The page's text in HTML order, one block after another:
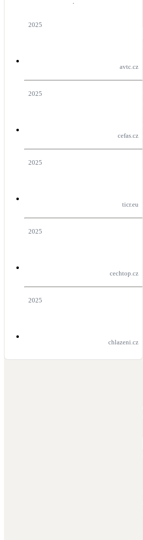
2025
avtc.cz
2025
cefas.cz
2025
ticr.eu
2025
cechtop.cz
2025
chlazeni.cz